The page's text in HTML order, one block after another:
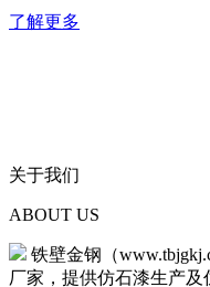
了解更多
关于我们
ABOUT US
铁壁金钢（
厂家，提供仿石漆生产